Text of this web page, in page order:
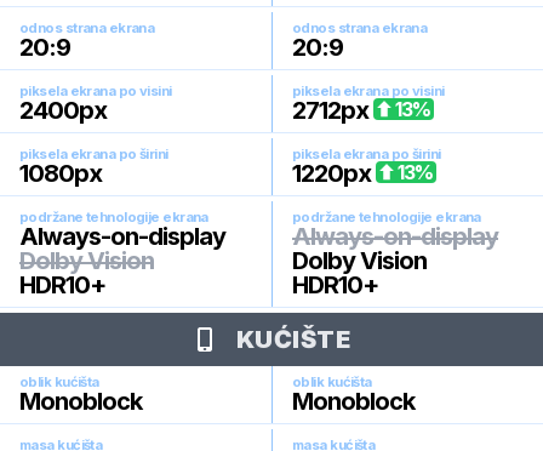
odnos strana ekrana
20:9
odnos strana ekrana
20:9
piksela ekrana po visini
2400px
piksela ekrana po visini
2712px 13%
piksela ekrana po širini
1080px
piksela ekrana po širini
1220px 13%
podržane tehnologije ekrana
Always-on-display
Dolby Vision
HDR10+
podržane tehnologije ekrana
Always-on-display
Dolby Vision
HDR10+
KUĆIŠTE
oblik kućišta
Monoblock
oblik kućišta
Monoblock
masa kućišta masa kućišta